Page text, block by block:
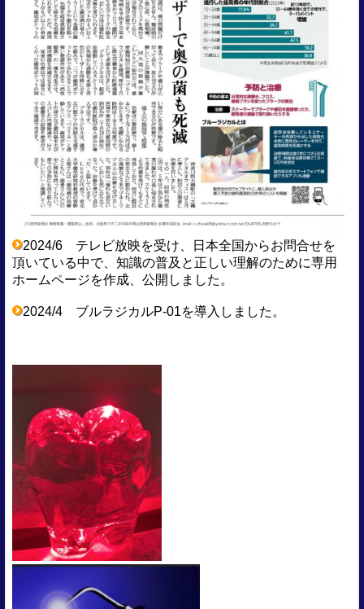
2024/6 テレビ放映を受け、日本全国からお問合せを
頂いている中で、知識の普及と正しい理解のために専用
ホームページを作成、公開しました。
2024/4 ブルラジカルP-01を導入しました。